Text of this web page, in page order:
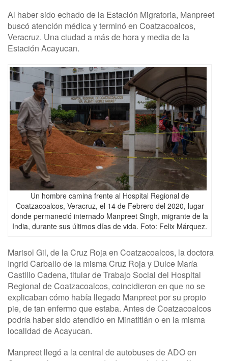
Al haber sido echado de la Estación Migratoria, Manpreet
buscó atención médica y terminó en Coatzacoalcos,
Veracruz. Una ciudad a más de hora y media de la
Estación Acayucan.
Un hombre camina frente al Hospital Regional de
Coatzacoalcos, Veracruz, el 14 de Febrero del 2020, lugar
donde permaneció internado Manpreet Singh, migrante de la
India, durante sus últimos días de vida. Foto: Felix Márquez.
Marisol Gil, de la Cruz Roja en Coatzacoalcos, la doctora
Ingrid Carballo de la misma Cruz Roja y Dulce María
Castillo Cadena, titular de Trabajo Social del Hospital
Regional de Coatzacoalcos, coincidieron en que no se
explicaban cómo había llegado Manpreet por su propio
pie, de tan enfermo que estaba. Antes de Coatzacoalcos
podría haber sido atendido en Minatitlán o en la misma
localidad de Acayucan.
Manpreet llegó a la central de autobuses de ADO en